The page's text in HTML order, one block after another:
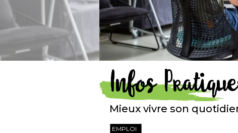
Infos
Mieux vivre son
EMPLOI